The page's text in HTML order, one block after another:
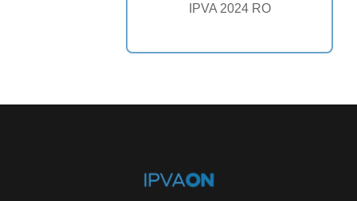
IPVA 2024 RO